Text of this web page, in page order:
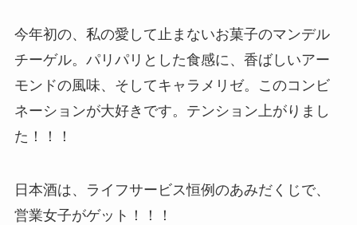
今年初の、私の愛して止まないお菓子のマンデル
チーゲル。パリパリとした食感に、香ばしいアー
モンドの風味、そしてキャラメリゼ。このコンビ
ネーションが大好きです。テンション上がりまし
た！！！
日本酒は、ライフサービス恒例のあみだくじで、
営業女子がゲット！！！